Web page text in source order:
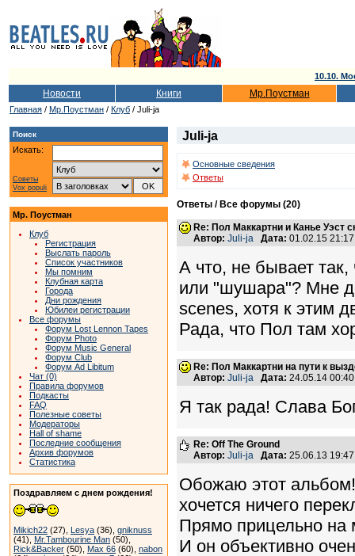
10.10.
Новости Книги Мр.Поустман
Главная / Мр.Поустман / Клуб / Juli-ja
Поиск
Искать:
Советы
Vox populi
Мр. Поустман
Клуб
Регистрация
Выслать пароль
Список участников
Мы помним
Клубная карта
Города
Дни рождения
Юбилеи регистрации
Все форумы
Форум Lost Lennon Tapes
Форум Photo
Форум Music General
Форум Club
Форум Ad Libitum
Чат (0)
Правила форумов
Подкасты
FAQ
Полезные советы
Модераторы
Hall of shame
Последние сообщения
Архив форумов
Статистика
Поздравляем с днем рождения!
Mikich22 (27), Lesya (36), gniknuss
(41), Mr.Tambourine Man (50),
Rick&Backer (50), Max 66 (60), nabon
Juli-ja
Основные сведения
Ответы
Ответы / Все форумы (20)
Re: Пол Маккартни и Канье Уэст
Автор: Juli-ja Дата: 01.02.15
А что, не бывает так,
или "шушара"? Мне
scenes, хотя к этим
Рада, что Пол там
Re: Пол Маккартни на пути к
Автор: Juli-ja Дата: 24.05.14
Я так рада! Слава
Re: Off The Ground
Автор: Juli-ja Дата: 25.06.13
Обожаю этот
хочется ничего
Прямо прицельно на
И он объективно